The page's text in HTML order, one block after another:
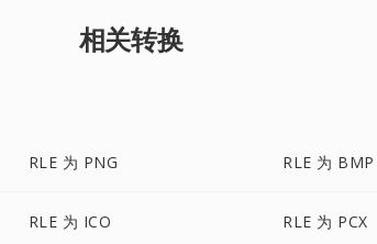
相关转换
RLE 为 PNG RLE 为 BMP
RLE 为 ICO RLE 为 PCX